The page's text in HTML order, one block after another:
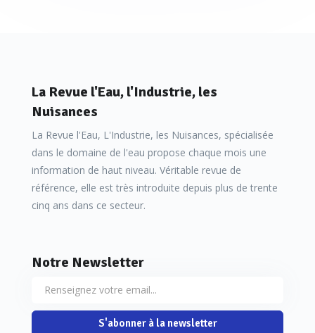
La Revue l'Eau, l'Industrie, les
Nuisances
La Revue l'Eau, L'Industrie, les Nuisances, spécialisée
dans le domaine de l'eau propose chaque mois une
information de haut niveau. Véritable revue de
référence, elle est très introduite depuis plus de trente
cinq ans dans ce secteur.
Notre Newsletter
S'abonner à la newsletter